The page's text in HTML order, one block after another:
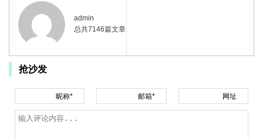
admin
总共7146篇文章
抢沙发
昵称* 邮箱* 网址